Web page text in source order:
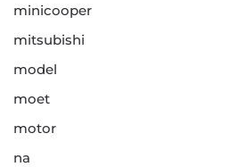
minicooper
mitsubishi
model
moet
motor
na